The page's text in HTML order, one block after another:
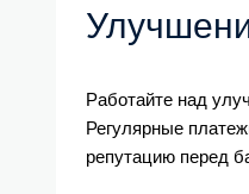
Работайте над
Регулярные
репутацию перед